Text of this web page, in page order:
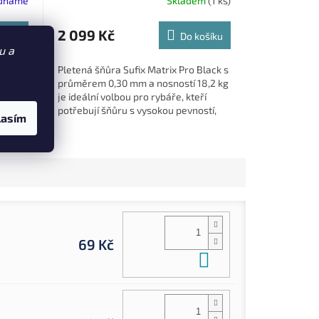
a
2 099 Kč Do košíku
Pletená šňůra Sufix Matrix Pro Black s
průměrem 0,30 mm a nosností 18,2 kg
je ideální volbou pro rybáře, kteří
potřebují šňůru s vysokou pevností,
69 Kč